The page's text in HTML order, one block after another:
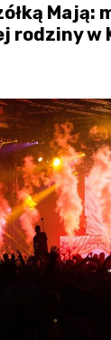
Mają:
rodziny w